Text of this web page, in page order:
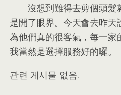
沒想到難得去剪個頭髮
是開了眼界。 今天會去昨天
為他們真的很客氣 ， 每一家
我當然是選擇服務好的囉。
관련 게시물 없음.